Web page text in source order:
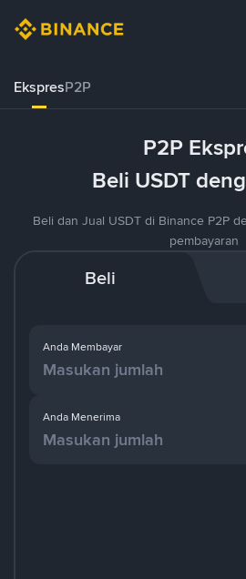
EkspresP2P
P2P
Beli USDT
Beli dan Jual USDT di Binance P2P
pembayaran
Beli
Anda Membayar
Anda Menerima